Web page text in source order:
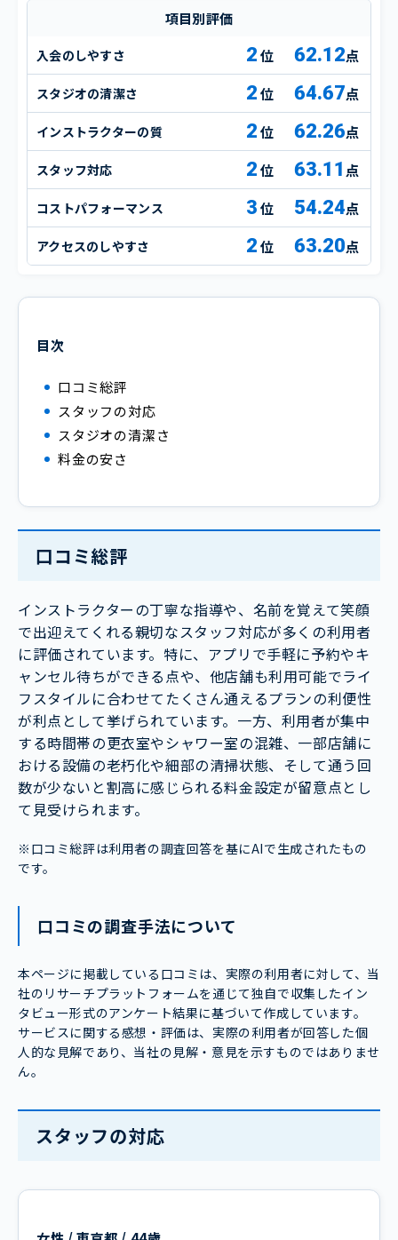
項目別評価
入会のしやすさ 2 62.12点
スタジオの清潔さ 2 64.67点
インストラクターの質 2 62.26点
スタッフ対応 2 63.11 点
コストパフォーマンス 3 54.24点
アクセスのしやすさ 2 63.20点
目次
口コミ総評
スタッフの対応
スタジオの清潔さ
料金の安さ
口コミ総評
インストラクターの丁寧な指導や、名前を覚えて笑顔
で出迎えてくれる親切なスタッフ対応が多くの利用者
に評価されています。特に、アプリで手軽に予約やキ
ャンセル待ちができる点や、他店舗も利用可能でライ
フスタイルに合わせてたくさん通えるプランの利便性
が利点として挙げられています。一方、利用者が集中
する時間帯の更衣室やシャワー室の混雑、一部店舗に
おける設備の老朽化や細部の清掃状態、そして通う回
数が少ないと割高に感じられる料金設定が留意点とし
て見受けられます。
※口コミ総評は利用者の調査回答を基にAIで生成されたもの
です。
口コミの調査手法について
本ページに掲載している口コミは、実際の利用者に対して、当
社のリサーチプラットフォームを通じて独自で収集したイン
タビュー形式のアンケート結果に基づいて作成しています。
サービスに関する感想・評価は、実際の利用者が回答した個
人的な見解であり、当社の見解・意見を示すものではありませ
ん。
スタッフの対応